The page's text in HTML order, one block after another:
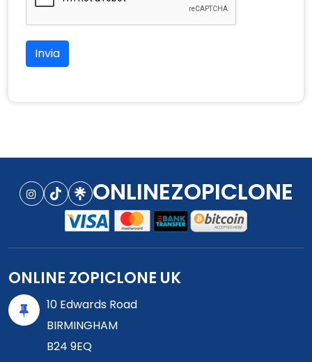
Invia
ONLINEZOPICLONE
ONLINE ZOPICLONE UK
10 Edwards Road
BIRMINGHAM
B24 9EQ